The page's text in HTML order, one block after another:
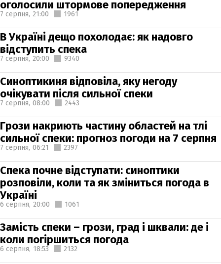
оголосили штормове попередження
7 серпня, 21:00 1961
В Україні дещо похолодає: як надовго
відступить спека
7 серпня, 20:00 9340
Синоптикиня відповіла, яку негоду
очікувати після сильної спеки
7 серпня, 08:00 2443
Грози накриють частину областей на тлі
сильної спеки: прогноз погоди на 7 серпня
7 серпня, 06:21 2397
Спека почне відступати: синоптики
розповіли, коли та як зміниться погода в
Україні
6 серпня, 20:00 1061
Замість спеки – грози, град і шквали: де і
коли погіршиться погода
6 серпня, 18:53 2132